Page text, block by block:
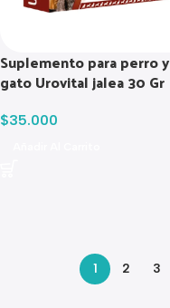
Suplemento para perro y
gato Urovital jalea 30 Gr
$35.000
1 2 3